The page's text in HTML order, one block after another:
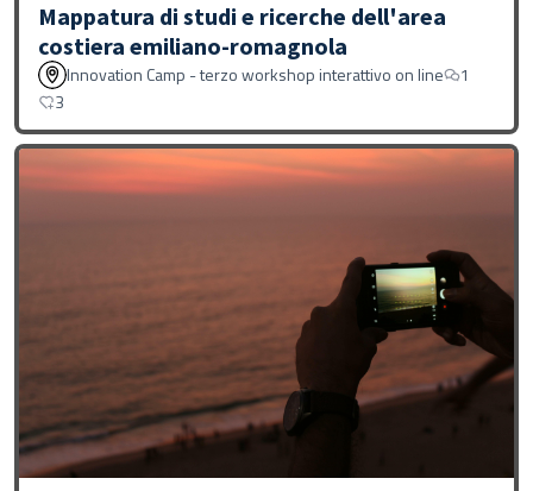
Mappatura di studi e ricerche dell'area
costiera emiliano-romagnola
Innovation Camp - terzo workshop interattivo on line
1
3